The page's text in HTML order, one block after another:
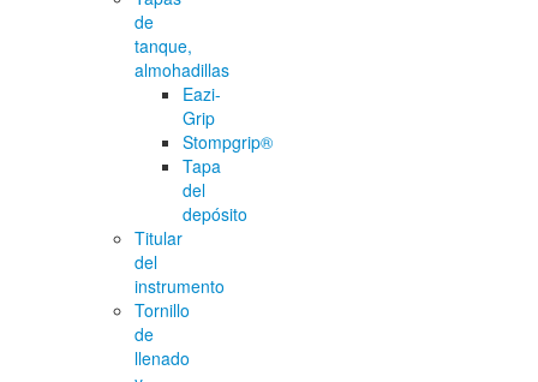
de
tanque,
almohadillas
Eazi-
Grip
Stompgrip®
Tapa
del
depósito
Titular
del
instrumento
Tornillo
de
llenado